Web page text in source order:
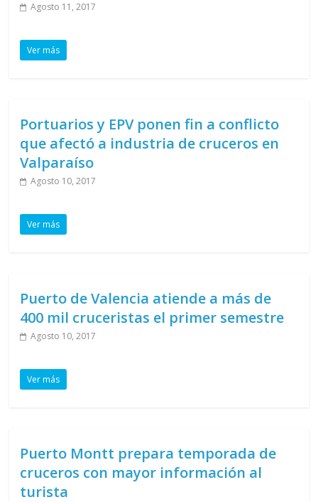
Agosto 11, 2017
Ver más
Portuarios y EPV ponen fin a conflicto
que afectó a industria de cruceros en
Valparaíso
Agosto 10, 2017
Ver más
Puerto de Valencia atiende a más de
400 mil cruceristas el primer semestre
Agosto 10, 2017
Ver más
Puerto Montt prepara temporada de
cruceros con mayor información al
turista